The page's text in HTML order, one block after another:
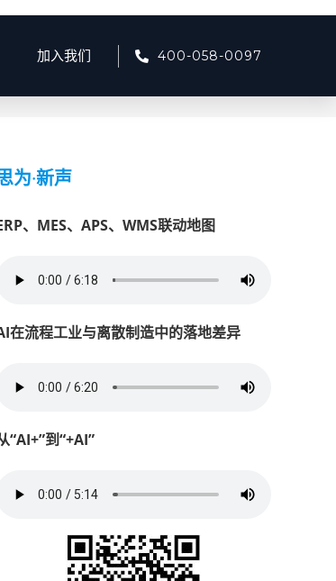
加入我们 400-058-0097
入IEEE SA，探索工业互联网数字化矿山赋能新路径
为·新声
、MES、APS、WMS联动地图
在流程工业与离散制造中的落地差异
“AI+”到“+AI”